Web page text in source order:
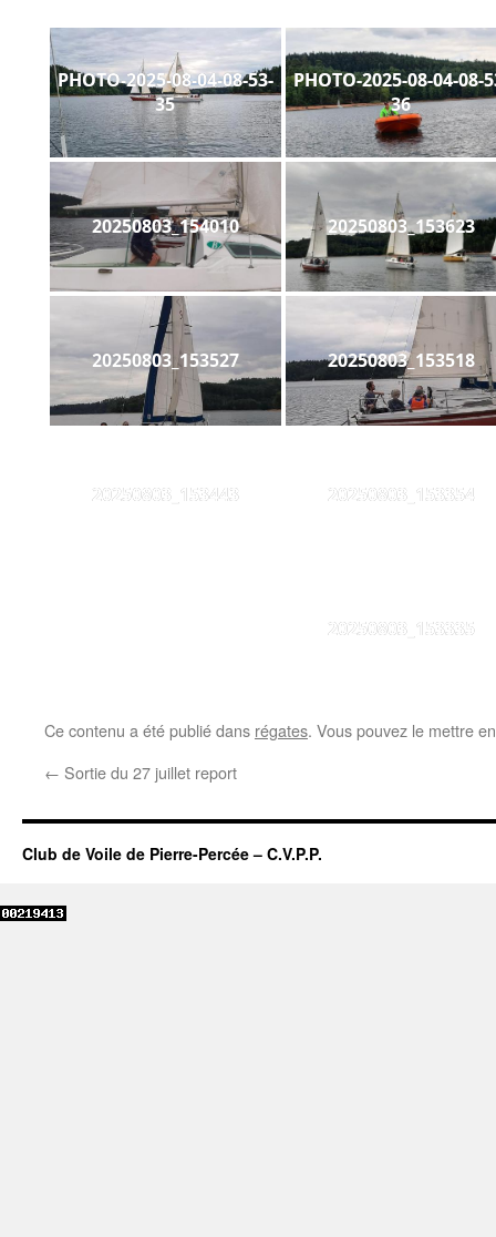
PHOTO-2025-08-04-08-53-
35
PHOTO-2025-08-04-08-
36
20250803_154010 20250803_153623
20250803_153527 20250803_153518
20250803_153443 20250803_153354
20250803_153335
Ce contenu a été publié dans régates. Vous pouvez le mettre
← Sortie du 27 juillet report
Club de Voile de Pierre-Percée – C.V.P.P.